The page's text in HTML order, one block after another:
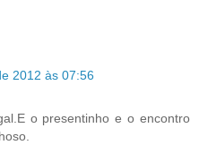
2012 às 07:56
o presentinho e o encontro